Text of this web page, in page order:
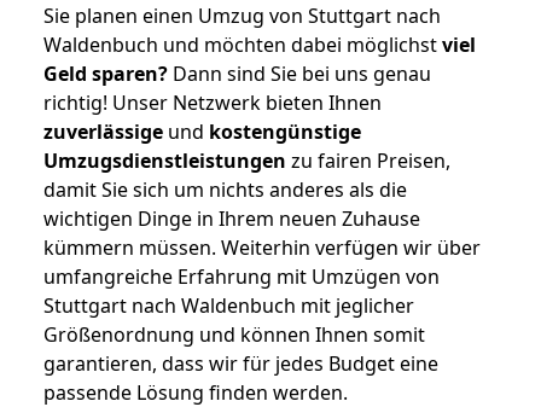
Sie planen einen Umzug von Stuttgart nach
Waldenbuch und möchten dabei möglichstviel
Geld sparen? Dann sind Sie bei uns genau
richtig! Unser Netzwerk bieten Ihnen
zuverlässige und kostengünstige
Umzugsdienstleistungen zu fairen Preisen,
damit Sie sich um nichts anderes als die
wichtigen Dinge in Ihrem neuen Zuhause
kümmern müssen. Weiterhin verfügen wir über
umfangreiche Erfahrung mit Umzügen von
Stuttgart nach Waldenbuch mit jeglicher
Größenordnung und können Ihnen somit
garantieren, dass wir für jedes Budget eine
passende Lösung finden werden.